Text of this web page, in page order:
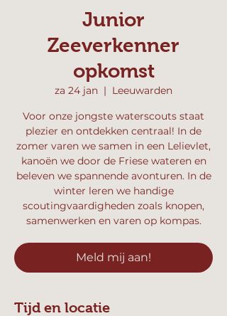
Junior
Zeeverkenner
opkomst
za 24 jan
  |
Leeuwarden
Voor onze jongste waterscouts staat
plezier en ontdekken centraal! In de
zomer varen we samen in een Lelievlet,
kanoën we door de Friese wateren en
beleven we spannende avonturen. In de
winter leren we handige
scoutingvaardigheden zoals knopen,
samenwerken en varen op kompas.
Meld mij aan!
Tijd en locatie